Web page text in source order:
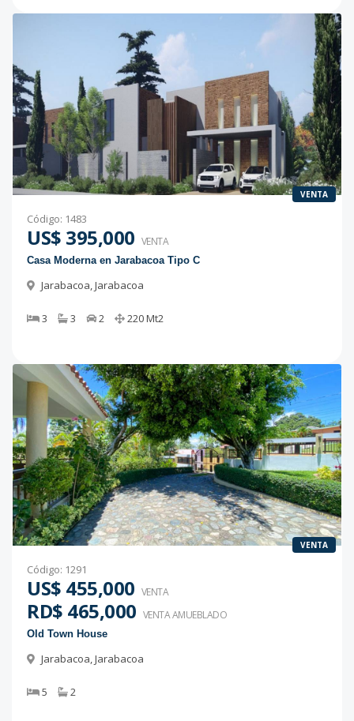
VENTA
Código: 1483
US$ 395,000 VENTA
Casa Moderna en Jarabacoa Tipo C
Jarabacoa,Jarabacoa
3 3 2 220Mt2
VENTA
Código: 1291
US$ 455,000 VENTA
RD$ 465,000 VENTA AMUEBLADO
Old Town House
Jarabacoa,Jarabacoa
5 2